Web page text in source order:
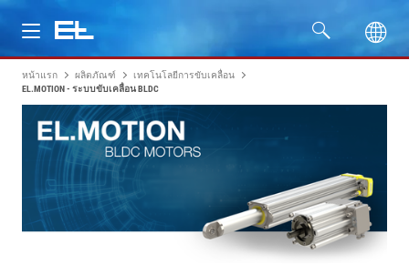
ผลิตภัณฑ์
อุตสาหกรรม
บริการ
บริษัท
หน้าแรก ผลิตภัณฑ์
เทคโนโลยีการขับเคลื่อน
EL.MOTION - ระบบขับเคลื่อน BLDC